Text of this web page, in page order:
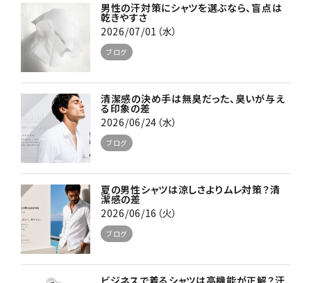
男性の汗対策にシャツを選ぶなら、盲点は
乾きやすさ
2026/07/01（水）
ブログ
清潔感の決め手は無臭だった、臭いが与え
る印象の差
2026/06/24（水）
ブログ
夏の男性シャツは涼しさよりムレ対策？清
潔感の差
2026/06/16（火）
ブログ
ビジネスで着るシャツは高機能が正解？汗